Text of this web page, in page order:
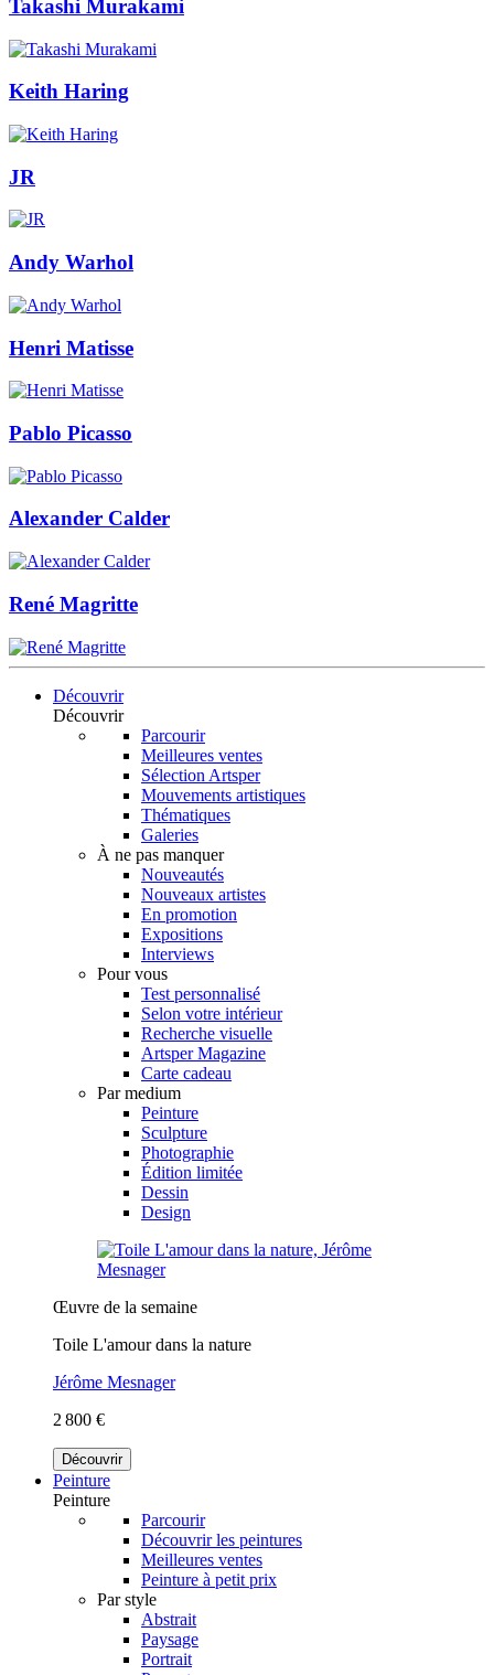
Takashi Murakami
Keith Haring
JR
Andy Warhol
Henri Matisse
Pablo Picasso
Alexander Calder
René Magritte
Découvrir
Découvrir
Parcourir
Meilleures ventes
Sélection Artsper
Mouvements artistiques
Thématiques
Galeries
À ne pas manquer
Nouveautés
Nouveaux artistes
En promotion
Expositions
Interviews
Pour vous
Test personnalisé
Selon votre intérieur
Recherche visuelle
Artsper Magazine
Carte cadeau
Par medium
Peinture
Sculpture
Photographie
Édition limitée
Dessin
Design
Œuvre de la semaine
Toile L'amour dans la nature
Jérôme Mesnager
2 800 €
Découvrir
Peinture
Peinture
Parcourir
Découvrir les peintures
Meilleures ventes
Peinture à petit prix
Par style
Abstrait
Paysage
Portrait